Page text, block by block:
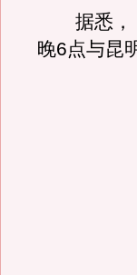
据悉，《
晚6点与昆